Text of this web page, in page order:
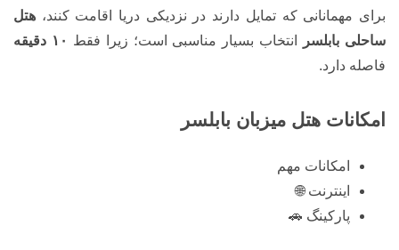
برای مهمانانی که تمایل دارند در نزدیکی دریا اقامت کنند، هتل
ساحلی بابلسر
انتخاب بسیار مناسبی است؛ زیرا فقط ۱۰ دقیقه
فاصله دارد.
امکانات هتل میزبان بابلسر
امکانات مهم
اینترنت 🌐
پارکینگ 🚗